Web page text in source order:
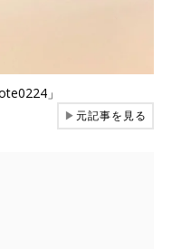
」
▶元記事を見る